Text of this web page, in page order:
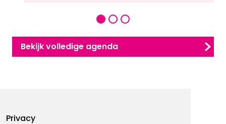
Bekijk volledige agenda
Footermenu
Privacy